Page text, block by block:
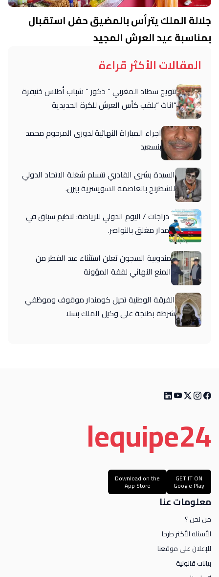
جلالة الملك يترأس بالمضيق حفل استقبال
بمناسبة عيد العرش المجيد
المقالات الأكثر قراءة
تتويج سطاد المغربي ” ذكور ” شباب أطلس خنيفرة
“اناث “بلقب كأس العرش للكرة الحديدية
اجراء المباراة النهائية لدوري المرحوم محمد
بنسعيد
السيدة بشرى القادري تتسلم شغلة الاتحاد الدولي
للشطرنج بالعاصمة السويسرية بيرن.
دراجات / اليوم الدولي للرياضة: تنظيم سباق في
مدار مغلق بالنواصر.
مندوبية السجون تعلن استثناء عيد الفطر من
المنع النهائي لقفة المؤونة
الفرقة الوطنية تحيل كومندار موقوف وموظفي
شرطة بطنجة على وكيل الملك بسلا
lequipe24
GET IT ON
Google Play
Download on the
App Store
معلومات عنا
من نحن ؟
الأسئلة الأكثر طرحا
للإعلان على موقعنا
بيانات قانونية